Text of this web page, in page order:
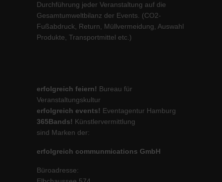
Durchführung jeder Veranstaltung auf die
Gesamtumweltbilanz der Events. (CO2-
Fußabdruck, Return, Müllvermeidung, Auswahl
Produkte, Transportmittel etc.)
erfolgreich feiern! Bureau für
Veranstaltungskultur
erfolgreich events! Eventagentur Hamburg
365Bands! Künstlervermittlung
sind Marken der:
erfolgreich communmications GmbH
Büroadresse: